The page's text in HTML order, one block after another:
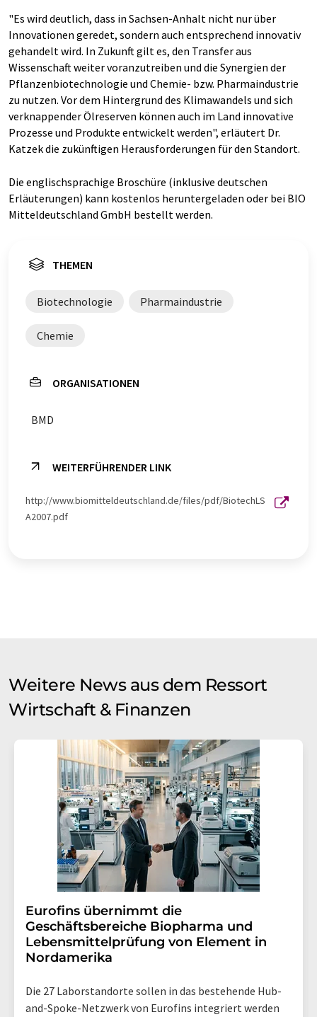
"Es wird deutlich, dass in Sachsen-Anhalt nicht nur über
Innovationen geredet, sondern auch entsprechend innovativ
gehandelt wird. In Zukunft gilt es, den Transfer aus
Wissenschaft weiter voranzutreiben und die Synergien der
Pflanzenbiotechnologie und Chemie- bzw. Pharmaindustrie
zu nutzen. Vor dem Hintergrund des Klimawandels und sich
verknappender Ölreserven können auch im Land innovative
Prozesse und Produkte entwickelt werden", erläutert Dr.
Katzek die zukünftigen Herausforderungen für den Standort.
Die englischsprachige Broschüre (inklusive deutschen
Erläuterungen) kann kostenlos heruntergeladen oder bei BIO
Mitteldeutschland GmbH bestellt werden.
THEMEN
Biotechnologie Pharmaindustrie
Chemie
ORGANISATIONEN
BMD
WEITERFÜHRENDER LINK
http://www.biomitteldeutschland.de/files/pdf/BiotechLS
A2007.pdf
Weitere News aus dem Ressort
Wirtschaft & Finanzen
Eurofins übernimmt die
Geschäftsbereiche Biopharma und
Lebensmittelprüfung von Element in
Nordamerika
Die 27 Laborstandorte sollen in das bestehende Hub-
and-Spoke-Netzwerk von Eurofins integriert werden